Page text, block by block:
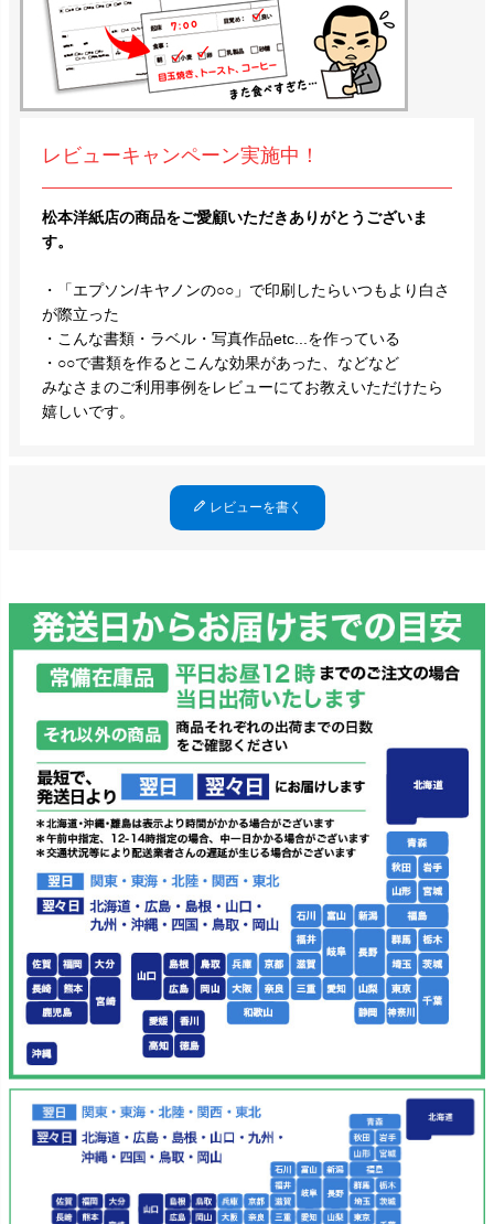
レビューキャンペーン実施中！
松本洋紙店の商品をご愛顧いただきありがとうございま
す。
・「エプソン/キヤノンの○○」で印刷したらいつもより白さ
が際立った
・こんな書類・ラベル・写真作品etc...を作っている
・○○で書類を作るとこんな効果があった、などなど
みなさまのご利用事例をレビューにてお教えいただけたら
嬉しいです。
レビューを書く